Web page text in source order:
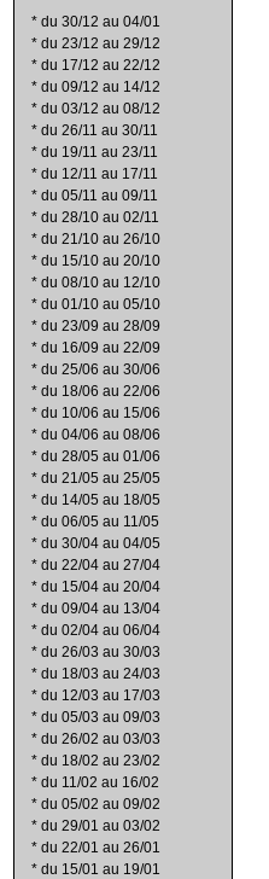
* du 30/12 au 04/01
* du 23/12 au 29/12
* du 17/12 au 22/12
* du 09/12 au 14/12
* du 03/12 au 08/12
* du 26/11 au 30/11
* du 19/11 au 23/11
* du 12/11 au 17/11
* du 05/11 au 09/11
* du 28/10 au 02/11
* du 21/10 au 26/10
* du 15/10 au 20/10
* du 08/10 au 12/10
* du 01/10 au 05/10
* du 23/09 au 28/09
* du 16/09 au 22/09
* du 25/06 au 30/06
* du 18/06 au 22/06
* du 10/06 au 15/06
* du 04/06 au 08/06
* du 28/05 au 01/06
* du 21/05 au 25/05
* du 14/05 au 18/05
* du 06/05 au 11/05
* du 30/04 au 04/05
* du 22/04 au 27/04
* du 15/04 au 20/04
* du 09/04 au 13/04
* du 02/04 au 06/04
* du 26/03 au 30/03
* du 18/03 au 24/03
* du 12/03 au 17/03
* du 05/03 au 09/03
* du 26/02 au 03/03
* du 18/02 au 23/02
* du 11/02 au 16/02
* du 05/02 au 09/02
* du 29/01 au 03/02
* du 22/01 au 26/01
* du 15/01 au 19/01